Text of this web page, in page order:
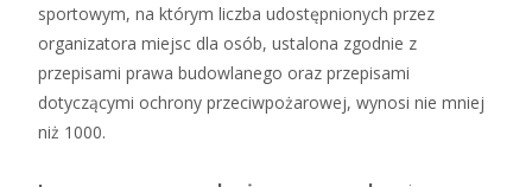
sportowym, na którym liczba udostępnionych przez
organizatora miejsc dla osób, ustalona zgodnie z
przepisami prawa budowlanego oraz przepisami
dotyczącymi ochrony przeciwpożarowej, wynosi nie mniej
niż 1000.